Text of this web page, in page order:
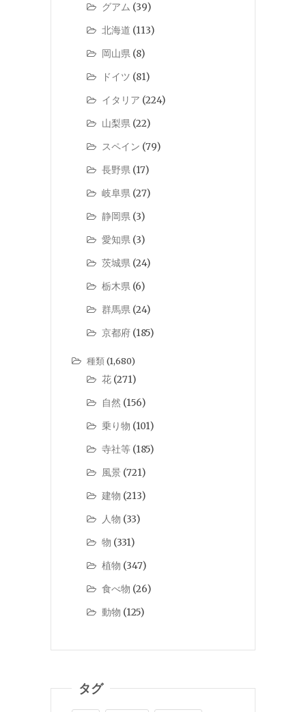
グアム (39)
北海道 (113)
岡山県 (8)
ドイツ (81)
イタリア (224)
山梨県 (22)
スペイン (79)
長野県 (17)
岐阜県 (27)
静岡県 (3)
愛知県 (3)
茨城県 (24)
栃木県 (6)
群馬県 (24)
京都府 (185)
種類(1,680)
花 (271)
自然 (156)
乗り物 (101)
寺社等 (185)
風景 (721)
建物 (213)
人物 (33)
物 (331)
植物 (347)
食べ物 (26)
動物 (125)
タグ